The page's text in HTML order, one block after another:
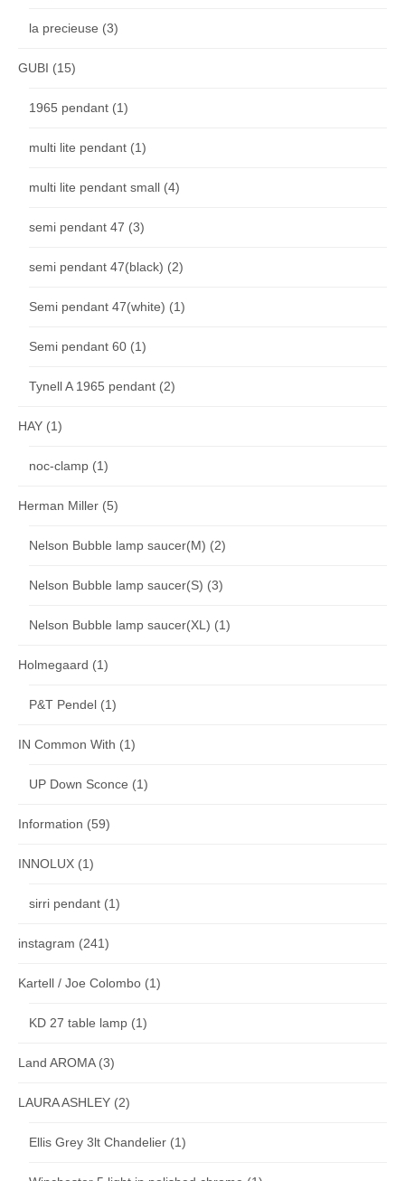
la precieuse (3)
GUBI (15)
1965 pendant (1)
multi lite pendant (1)
multi lite pendant small (4)
semi pendant 47 (3)
semi pendant 47(black) (2)
Semi pendant 47(white) (1)
Semi pendant 60 (1)
Tynell A 1965 pendant (2)
HAY (1)
noc-clamp (1)
Herman Miller (5)
Nelson Bubble lamp saucer(M) (2)
Nelson Bubble lamp saucer(S) (3)
Nelson Bubble lamp saucer(XL) (1)
Holmegaard (1)
P&T Pendel (1)
IN Common With (1)
UP Down Sconce (1)
Information (59)
INNOLUX (1)
sirri pendant (1)
instagram (241)
Kartell / Joe Colombo (1)
KD 27 table lamp (1)
Land AROMA(3)
LAURA ASHLEY (2)
Ellis Grey 3lt Chandelier (1)